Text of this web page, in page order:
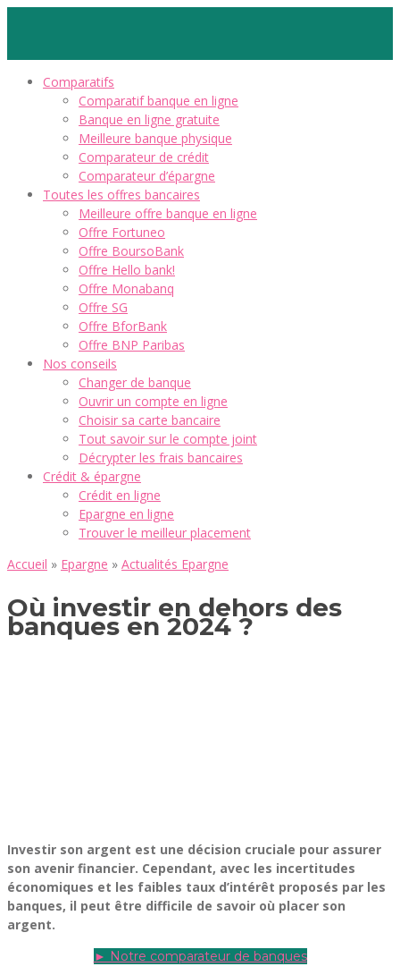
Comparatifs
Comparatif banque en ligne
Banque en ligne gratuite
Meilleure banque physique
Comparateur de crédit
Comparateur d’épargne
Toutes les offres bancaires
Meilleure offre banque en ligne
Offre Fortuneo
Offre BoursoBank
Offre Hello bank!
Offre Monabanq
Offre SG
Offre BforBank
Offre BNP Paribas
Nos conseils
Changer de banque
Ouvrir un compte en ligne
Choisir sa carte bancaire
Tout savoir sur le compte joint
Décrypter les frais bancaires
Crédit & épargne
Crédit en ligne
Epargne en ligne
Trouver le meilleur placement
Accueil » Epargne » Actualités Epargne
Où investir en dehors des
banques en 2024 ?
Investir son argent est une décision cruciale pour assurer
son avenir financier. Cependant, avec les incertitudes
économiques et les faibles taux d’intérêt proposés par les
banques, il peut être difficile de savoir où placer son
argent.
► Notre comparateur de banques